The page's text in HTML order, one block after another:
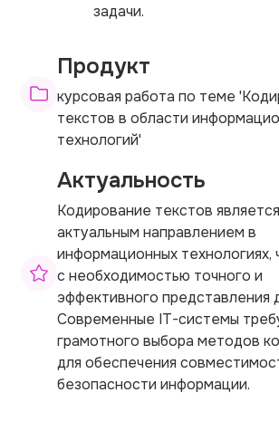
задачи.
Продукт
курсовая работа по теме
текстов в области
технологий'
Актуальность
Кодирование текстов
актуальным направлением в
информационных технологиях,
с необходимостью точного и
эффективного представления
Современные IT-системы
грамотного выбора методов
для обеспечения
безопасности информации.